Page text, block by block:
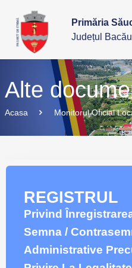
Primăria
Județul Bacău
Alte
Acasa Monitorul Oficial
REGISTRUL
Privind
Semna /
Administrative